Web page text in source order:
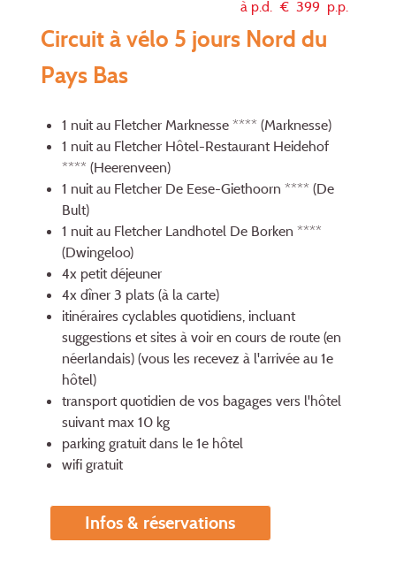
à p.d. € 399 p.p.
Circuit à vélo 5 jours Nord du
Pays Bas
1 nuit au Fletcher Marknesse **** (Marknesse)
1 nuit au Fletcher Hôtel-Restaurant Heidehof
**** (Heerenveen)
1 nuit au Fletcher De Eese-Giethoorn **** (De
Bult)
1 nuit au Fletcher Landhotel De Borken ****
(Dwingeloo)
4x petit déjeuner
4x dîner 3 plats (à la carte)
itinéraires cyclables quotidiens, incluant
suggestions et sites à voir en cours de route (en
néerlandais) (vous les recevez à l'arrivée au 1e
hôtel)
transport quotidien de vos bagages vers l'hôtel
suivant max 10 kg
parking gratuit dans le 1e hôtel
wifi gratuit
Infos & réservations